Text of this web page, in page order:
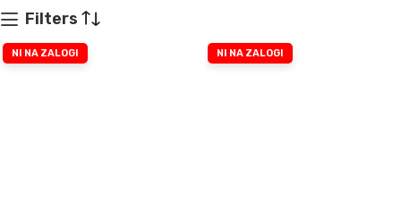
Filters
NI NA ZALOGI NI NA ZALOGI